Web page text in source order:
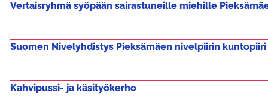
Vertaisryhmä syöpään sairastuneille miehille
Suomen Nivelyhdistys Pieksämäen nivelpiirin kuntopiiri
Kahvipussi- ja käsityökerho